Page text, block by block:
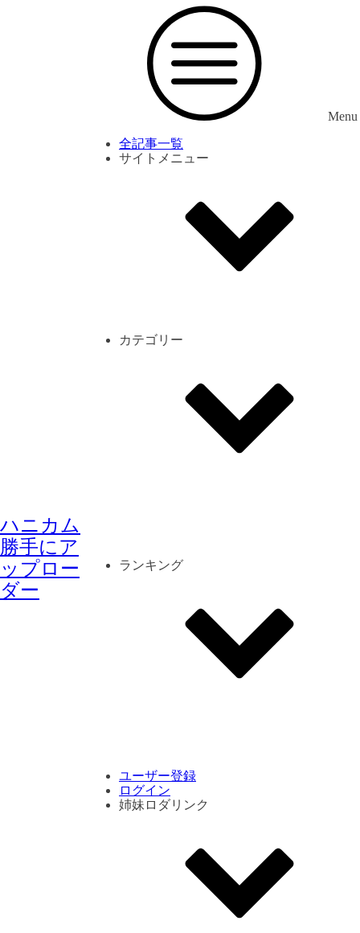
ハニカム
勝手にア
ップロー
ダー
Menu
全記事一覧
サイトメニュー
カテゴリー
ランキング
ユーザー登録
ログイン
姉妹ロダリンク